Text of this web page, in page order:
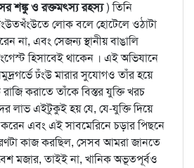
শঙ্কু ও রক্তমত্স্য রহস্য) তিনি
লোক বলে হোটেলে ওঠাটা
না, এবং সেজন্য স্থানীয় বাঙালি
হিসাবেই থাকেন । এই অভিযানে
ঢঁংউ মারার সুযোগও তাঁর হয়ে
করাতে তাঁকে বিস্তর যুক্তি খরচ
লাভ এইটুকুই হয় যে, যে-যুক্তি দিয়ে
এবং এই সাবমেরিনে চড়ার পিছনে
কাজ করছিল, সেসব আমরা জানতে
মজার, তাইই না, খানিক অভূতপূর্বও